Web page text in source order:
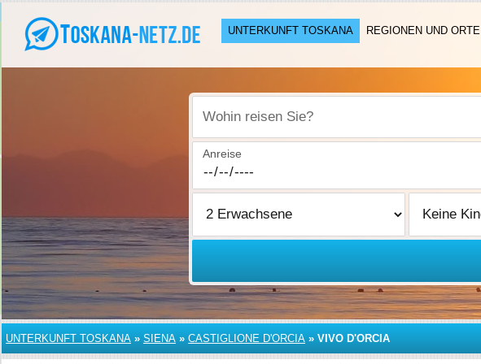
UNTERKUNFT TOSKANA REGIONEN UND ORTE
Wohin reisen Sie?
Anreise
UNTERKUNFT TOSKANA » SIENA » CASTIGLIONE D'ORCIA » VIVO D'ORCIA